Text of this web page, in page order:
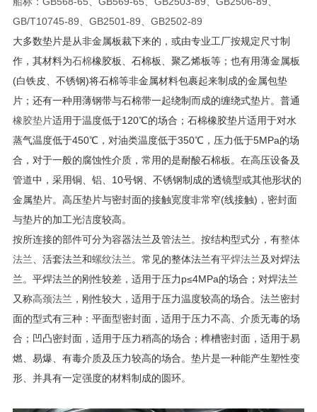
GB/T10745-89、GB2501-89、GB2502-89
大多数垫片是从非金属板裁下来的，或由专业工厂按规定尺寸制
作，其材料为石棉橡胶板、石棉板、聚乙烯板等；也有用薄金属板
(白铁皮、不锈钢)将石棉等非金属材料包裹起来制成的金属包垫
片；还有一种用薄钢带与石棉带一起绕制而成的缠绕式垫片。普通
橡胶垫片适用于温度低于120℃的场合；石棉橡胶垫片适用于对水
蒸气温度低于450℃，对油类温度低于350℃，压力低于5MPa的场
合，对于一般的腐蚀性介质，常用的是耐酸石棉板。在高压设备及
管道中，采用铜、铝、10号钢、不锈钢制成的透镜型或其他形状的
金属垫片。高压垫片与密封面的接触宽度非常窄(线接触)，密封面
与垫片的加工光洁度较高。
按所连接的部件可分为容器法兰及管法兰。按结构型式分，有整体
法兰 、活套法兰和螺纹法兰。常见的整体法兰有平焊法兰及对焊法
兰。平焊法兰的刚性较差，适用于压力p≤4MPa的场合；对焊法兰
又称高颈法兰 ，刚性较大，适用于压力温度较高的场合。法兰密封
面的型式有三种：平面型密封面，适用于压力不高、介质无毒的场
合；凹凸密封面，适用于压力稍高的场合；榫槽密封面，适用于易
燃、易爆、有毒介质及压力较高的场合。垫片是一种能产生塑性变
形、并具有一定强度的材料制成的圆环。